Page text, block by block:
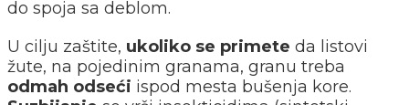
do spoja sa deblom.
U cilju zaštite, ukoliko se primete da listovi
žute, na pojedinim granama, granu treba
odmah odseći ispod mesta bušenja kore.